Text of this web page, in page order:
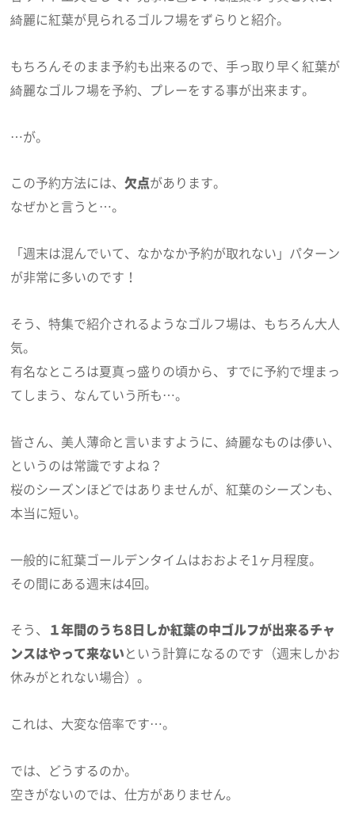
綺麗に紅葉が見られるゴルフ場をずらりと紹介。
もちろんそのまま予約も出来るので、手っ取り早く紅葉が
綺麗なゴルフ場を予約、プレーをする事が出来ます。
…が。
この予約方法には、欠点があります。
なぜかと言うと…。
「週末は混んでいて、なかなか予約が取れない」パターン
が非常に多いのです！
そう、特集で紹介されるようなゴルフ場は、もちろん大人
気。
有名なところは夏真っ盛りの頃から、すでに予約で埋まっ
てしまう、なんていう所も…。
皆さん、美人薄命と言いますように、綺麗なものは儚い、
というのは常識ですよね？
桜のシーズンほどではありませんが、紅葉のシーズンも、
本当に短い。
一般的に紅葉ゴールデンタイムはおおよそ1ヶ月程度。
その間にある週末は4回。
そう、 １年間のうち8日しか紅葉の中ゴルフが出来るチャ
ンスはやって来ないという計算になるのです（週末しかお
休みがとれない場合）。
これは、大変な倍率です…。
では、どうするのか。
空きがないのでは、仕方がありません。